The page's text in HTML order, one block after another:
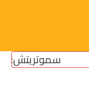
سموتريتش: بقاء